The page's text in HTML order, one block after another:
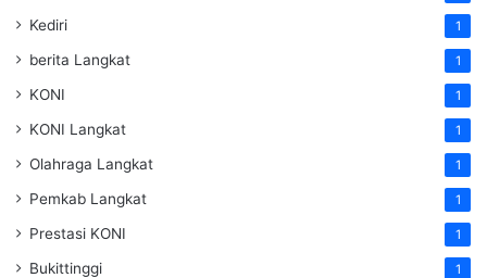
Kediri 1
berita Langkat 1
KONI 1
KONI Langkat 1
Olahraga Langkat 1
Pemkab Langkat 1
Prestasi KONI 1
Bukittinggi 1